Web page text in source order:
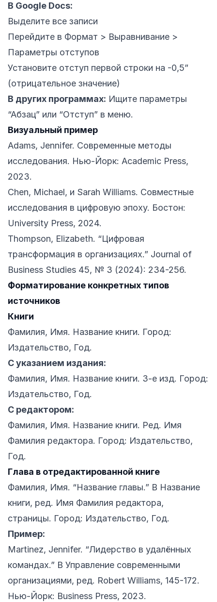
В Google Docs:
Выделите все записи
Перейдите в Формат > Выравнивание >
Параметры отступов
Установите отступ первой строки на -0,5”
(отрицательное значение)
В других программах: Ищите параметры
“Абзац” или “Отступ” в меню.
Визуальный пример
Adams, Jennifer. Современные методы
исследования. Нью-Йорк: Academic Press,
2023.
Chen, Michael, и Sarah Williams. Совместные
исследования в цифровую эпоху. Бостон:
University Press, 2024.
Thompson, Elizabeth. “Цифровая
трансформация в организациях.” Journal of
Business Studies 45, № 3 (2024): 234-256.
Форматирование конкретных типов
источников
Книги
Фамилия, Имя. Название книги. Город:
Издательство, Год.
С указанием издания:
Фамилия, Имя. Название книги. 3-е изд. Город:
Издательство, Год.
С редактором:
Фамилия, Имя. Название книги. Ред. Имя
Фамилия редактора. Город: Издательство,
Год.
Глава в отредактированной книге
Фамилия, Имя. “Название главы.” В Название
книги, ред. Имя Фамилия редактора,
страницы. Город: Издательство, Год.
Пример:
Martinez, Jennifer. “Лидерство в удалённых
командах.” В Управление современными
организациями, ред. Robert Williams, 145-172.
Нью-Йорк: Business Press, 2023.